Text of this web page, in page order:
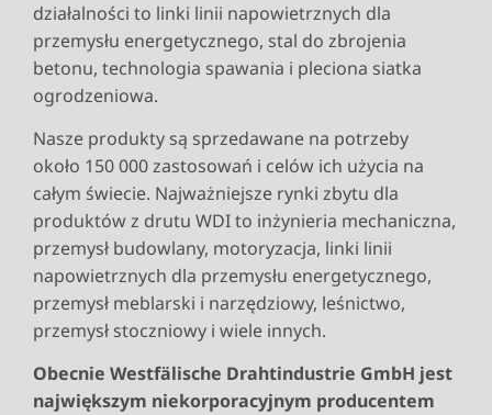
działalności to linki linii napowietrznych dla
przemysłu energetycznego, stal do zbrojenia
betonu, technologia spawania i pleciona siatka
ogrodzeniowa.
Nasze produkty są sprzedawane na potrzeby
około 150 000 zastosowań i celów ich użycia na
całym świecie. Najważniejsze rynki zbytu dla
produktów z drutu WDI to inżynieria mechaniczna,
przemysł budowlany, motoryzacja, linki linii
napowietrznych dla przemysłu energetycznego,
przemysł meblarski i narzędziowy, leśnictwo,
przemysł stoczniowy i wiele innych.
Obecnie Westfälische Drahtindustrie GmbH jest
największym niekorporacyjnym producentem